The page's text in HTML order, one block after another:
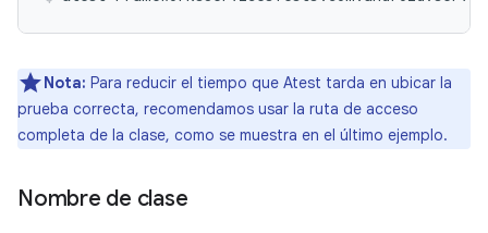
Nota: Para reducir el tiempo que Atest tarda en ubicar la
prueba correcta, recomendamos usar la ruta de acceso
completa de la clase, como se muestra en el último ejemplo.
Nombre de clase